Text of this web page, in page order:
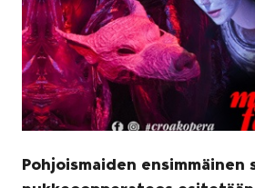
Pohjoismaiden ensimmäinen